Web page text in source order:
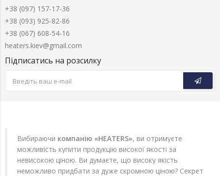
+38 (097) 157-17-36
+38 (093) 925-82-86
+38 (067) 608-54-16
heaters.kiev@gmail.com
Підписатись на розсилку
Вибираючи компанію «HEATERS», ви отримуєте
можливість купити продукцію високої якості за
невисокою ціною. Ви думаєте, що високу якість
неможливо придбати за дуже скромною ціною? Секрет